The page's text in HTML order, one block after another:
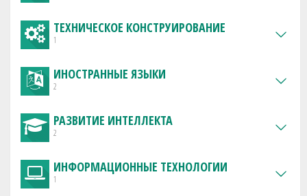
ТЕХНИЧЕСКОЕ КОНСТРУИРОВАНИЕ
1
ИНОСТРАННЫЕ ЯЗЫКИ
2
РАЗВИТИЕ ИНТЕЛЛЕКТА
2
ИНФОРМАЦИОННЫЕ ТЕХНОЛОГИИ
1